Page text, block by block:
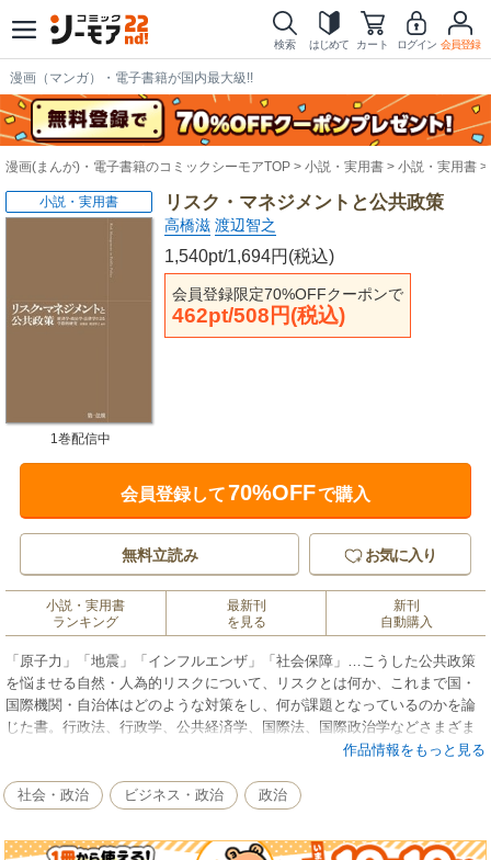
検索 はじめて カート ログイン 会員登録
漫画（マンガ）・電子書籍が国内最大級!!
漫画(まんが)・電子書籍のコミックシーモアTOP 小説・実用書 小説・実用書
リスク・マネジメントと公共政策
高橋滋 渡辺智之
1,540pt/1,694円(税込)
会員登録限定70%OFFクーポンで
462pt/508円(税込)
小説・実用書
1巻配信中
会員登録して70%OFFで購入
無料立読み お気に入り
小説・実用書
ランキング
最新刊
を見る
新刊
自動購入
「原子力」「地震」「インフルエンザ」「社会保障」…こうした公共政策
を悩ませる自然・人為的リスクについて、リスクとは何か、これまで国・
国際機関・自治体はどのような対策をし、何が課題となっているのかを論
じた書。行政法、行政学、公共経済学、国際法、国際政治学などさまざま
作品情報をもっと見る
社会・政治 ビジネス・政治 政治